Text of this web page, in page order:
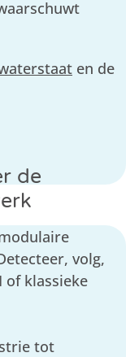
en de
de
volg,
klassieke
tot